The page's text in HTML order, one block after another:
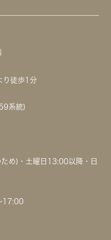
り徒歩1分
系統)
め)・土曜日13:00以降・日
17:00